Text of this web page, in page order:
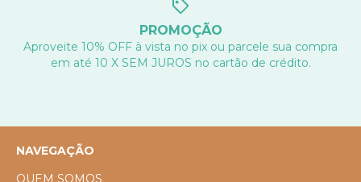
PROMOÇÃO
Aproveite 10% OFF à vista no pix ou parcele sua compra
em até 10 X SEM JUROS no cartão de crédito.
NAVEGAÇÃO
QUEM SOMOS